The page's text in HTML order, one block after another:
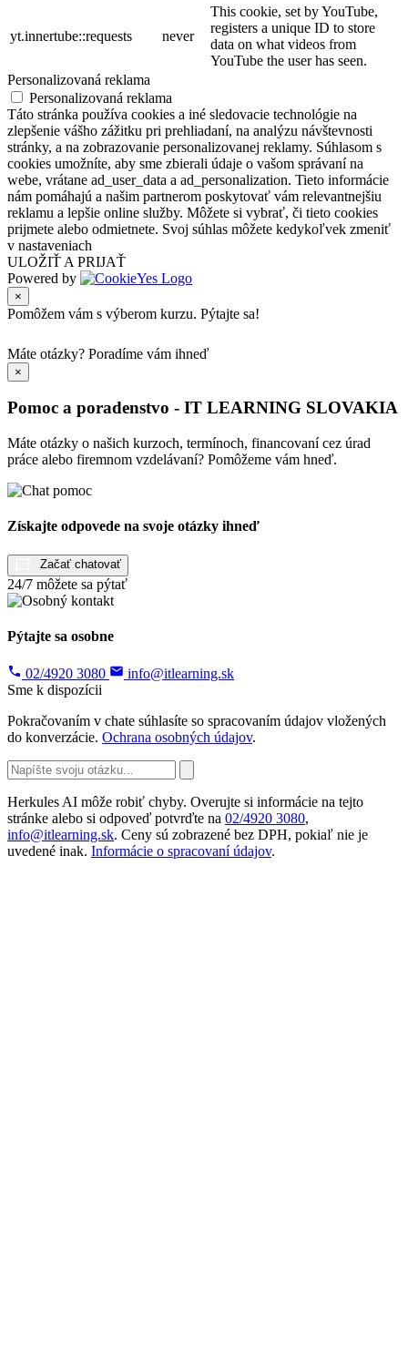
yt.innertube::requests never
This cookie, set by YouTube,
registers a unique ID to store
data on what videos from
YouTube the user has seen.
Personalizovaná reklama
Personalizovaná reklama
Táto stránka používa cookies a iné sledovacie technológie na
zlepšenie vášho zážitku pri prehliadaní, na analýzu návštevnosti
stránky, a na zobrazovanie personalizovanej reklamy. Súhlasom s
cookies umožníte, aby sme zbierali údaje o vašom správaní na
webe, vrátane ad_user_data a ad_personalization. Tieto informácie
nám pomáhajú a našim partnerom poskytovať vám relevantnejšiu
reklamu a lepšie online služby. Môžete si vybrať, či tieto cookies
prijmete alebo odmietnete. Svoj súhlas môžete kedykoľvek zmeniť
v nastaveniach
ULOŽIŤ A PRIJAŤ
Powered by
×
Pomôžem vám s výberom kurzu. Pýtajte sa!
Máte otázky? Poradíme vám ihneď
×
Pomoc a poradenstvo - IT LEARNING SLOVAKIA
Máte otázky o našich kurzoch, termínoch, financovaní cez úrad
práce alebo firemnom vzdelávaní? Pomôžeme vám hneď.
Získajte odpovede na svoje otázky ihneď
Začať chatovať
24/7 môžete sa pýtať
Pýtajte sa osobne
02/4920 3080
info@itlearning.sk
Sme k dispozícii
Pokračovaním v chate súhlasíte so spracovaním údajov vložených
do konverzácie. Ochrana osobných údajov.
Herkules AI môže robiť chyby. Overujte si informácie na tejto
stránke alebo si odpoveď potvrďte na 02/4920 3080,
info@itlearning.sk. Ceny sú zobrazené bez DPH, pokiaľ nie je
uvedené inak. Informácie o spracovaní údajov.